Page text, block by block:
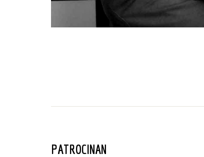
PATROCINAN